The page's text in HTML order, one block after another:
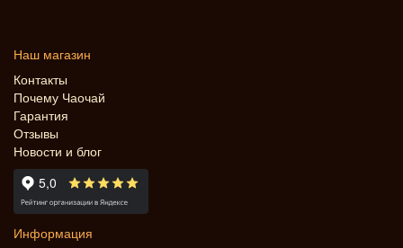
Наш магазин
Контакты
Почему Чаочай
Гарантия
Отзывы
Новости и блог
Информация